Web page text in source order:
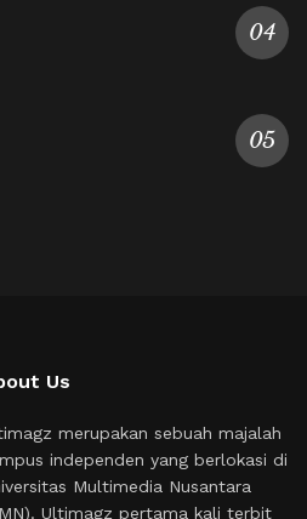
Us
merupakan sebuah majalah
independen yang berlokasi di
Multimedia Nusantara
Ultimagz pertama kali terbit